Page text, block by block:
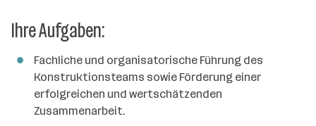
Ihre Aufgaben:
Fachliche und organisatorische Führung des
Konstruktionsteams sowie Förderung einer
erfolgreichen und wertschätzenden
Zusammenarbeit.